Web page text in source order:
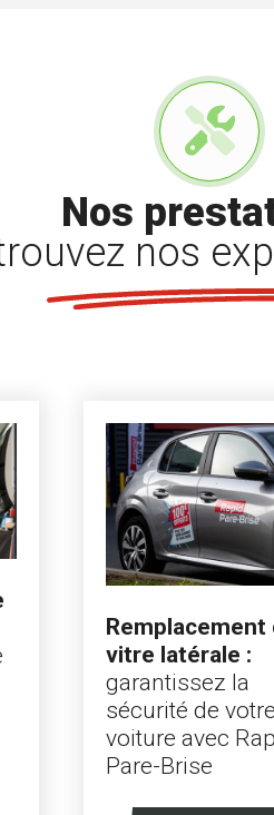
Nos
nos
Remplacement
vitre latérale :
garantissez la
sécurité de votre
voiture avec
Pare-Brise